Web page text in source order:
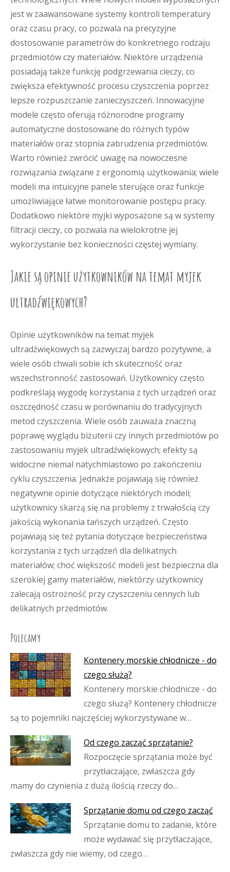
jest w zaawansowane systemy kontroli temperatury
oraz czasu pracy, co pozwala na precyzyjne
dostosowanie parametrów do konkretnego rodzaju
przedmiotów czy materiałów. Niektóre urządzenia
posiadają także funkcję podgrzewania cieczy, co
zwiększa efektywność procesu czyszczenia poprzez
lepsze rozpuszczanie zanieczyszczeń. Innowacyjne
modele często oferują różnorodne programy
automatyczne dostosowane do różnych typów
materiałów oraz stopnia zabrudzenia przedmiotów.
Warto również zwrócić uwagę na nowoczesne
rozwiązania związane z ergonomią użytkowania; wiele
modeli ma intuicyjne panele sterujące oraz funkcje
umożliwiające łatwe monitorowanie postępu pracy.
Dodatkowo niektóre myjki wyposażone są w systemy
filtracji cieczy, co pozwala na wielokrotne jej
wykorzystanie bez konieczności częstej wymiany.
Jakie są opinie użytkowników na temat myjek
ultradźwiękowych?
Opinie użytkowników na temat myjek
ultradźwiękowych są zazwyczaj bardzo pozytywne, a
wiele osób chwali sobie ich skuteczność oraz
wszechstronność zastosowań. Użytkownicy często
podkreślają wygodę korzystania z tych urządzeń oraz
oszczędność czasu w porównaniu do tradycyjnych
metod czyszczenia. Wiele osób zauważa znaczną
poprawę wyglądu biżuterii czy innych przedmiotów po
zastosowaniu myjek ultradźwiękowych; efekty są
widoczne niemal natychmiastowo po zakończeniu
cyklu czyszczenia. Jednakże pojawiają się również
negatywne opinie dotyczące niektórych modeli;
użytkownicy skarżą się na problemy z trwałością czy
jakością wykonania tańszych urządzeń. Często
pojawiają się też pytania dotyczące bezpieczeństwa
korzystania z tych urządzeń dla delikatnych
materiałów; choć większość modeli jest bezpieczna dla
szerokiej gamy materiałów, niektórzy użytkownicy
zalecają ostrożność przy czyszczeniu cennych lub
delikatnych przedmiotów.
Polecamy
Kontenery morskie chłodnicze - do
czego służą?
Kontenery morskie chłodnicze - do
czego służą? Kontenery chłodnicze
są to pojemniki najczęściej wykorzystywane w…
Od czego zacząć sprzątanie?
Rozpoczęcie sprzątania może być
przytłaczające, zwłaszcza gdy
mamy do czynienia z dużą ilością rzeczy do…
Sprzątanie domu od czego zacząć
Sprzątanie domu to zadanie, które
może wydawać się przytłaczające,
zwłaszcza gdy nie wiemy, od czego…